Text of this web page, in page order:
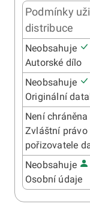
Podmínky
distribuce
Neobsahuje
Autorské dílo
Neobsahuje
Originální
Není chráněna
Zvláštní právo
pořizovatele
Neobsahuje
Osobní údaje